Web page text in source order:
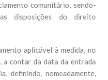
comunitário, sendo-
disposições do direito
aplicável à medida, no
contar da data da entrada
definindo, nomeadamente,